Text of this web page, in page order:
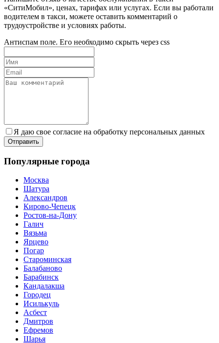
«СитиМобил», ценах, тарифах или услугах. Если вы работали
водителем в такси, можете оставить комментарий о
трудоустройстве и условиях работы.
Антиспам поле. Его необходимо скрыть через css
Я даю свое согласие на обработку персональных данных
Популярные города
Москва
Шатура
Александров
Кирово-Чепецк
Ростов-на-Дону
Галич
Вязьма
Ярцево
Погар
Староминская
Балабаново
Барабинск
Кандалакша
Городец
Исилькуль
Асбест
Дмитров
Ефремов
Шарья